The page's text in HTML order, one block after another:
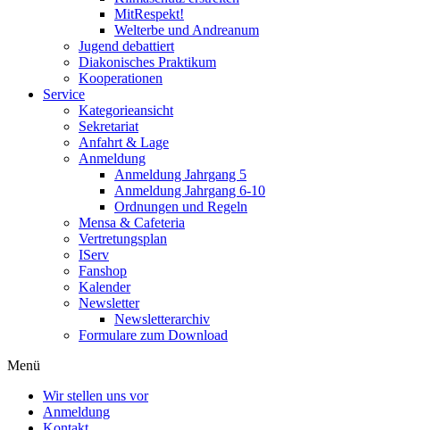
MitRespekt!
Welterbe und Andreanum
Jugend debattiert
Diakonisches Praktikum
Kooperationen
Service
Kategorieansicht
Sekretariat
Anfahrt & Lage
Anmeldung
Anmeldung Jahrgang 5
Anmeldung Jahrgang 6-10
Ordnungen und Regeln
Mensa & Cafeteria
Vertretungsplan
IServ
Fanshop
Kalender
Newsletter
Newsletterarchiv
Formulare zum Download
Menü
Wir stellen uns vor
Anmeldung